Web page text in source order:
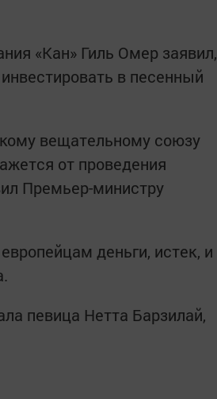
«Кан» Гиль Омер заявил,
в песенный
вещательному союзу
от проведения
Премьер-министру
деньги, истек, и
певица Нетта Барзилай,